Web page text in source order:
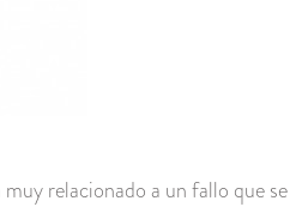
relacionado a un fallo que se